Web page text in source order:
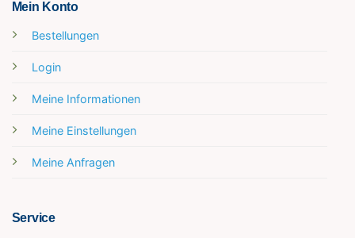
Mein Konto
Bestellungen
Login
Meine Informationen
Meine Einstellungen
Meine Anfragen
Service